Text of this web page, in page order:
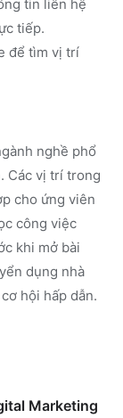
tin liên hệ
tiếp.
để tìm vị trí
nghề phổ
Các vị trí trong
cho ứng viên
công việc
khi mở bài
dụng nhà
hội hấp dẫn.
Marketing